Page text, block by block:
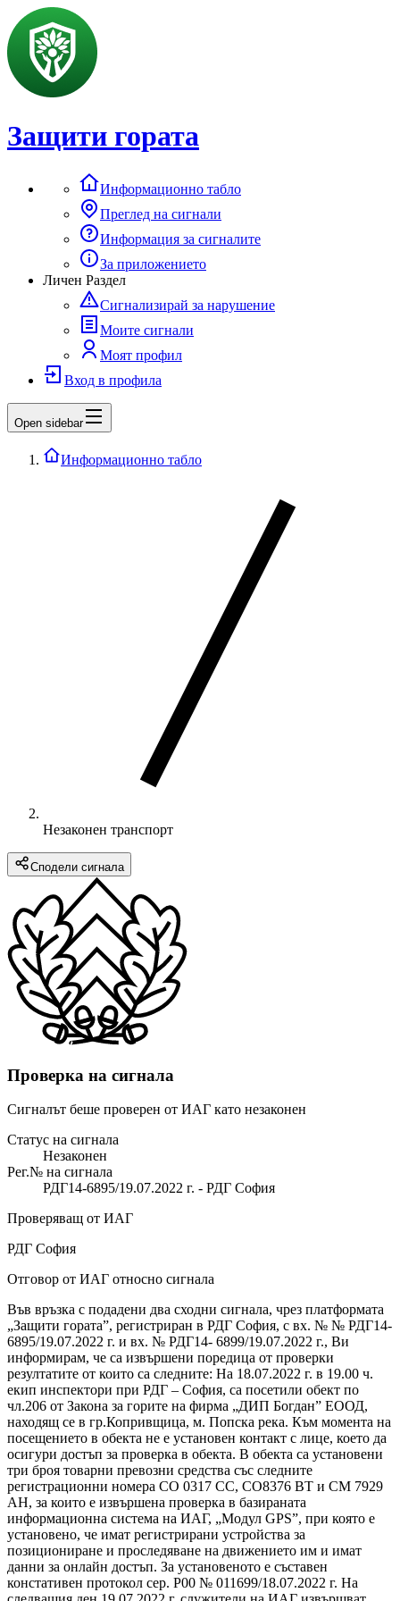
Защити гората
Информационно табло
Преглед на сигнали
Информация за сигналите
За приложението
Личен Раздел
Сигнализирай за нарушение
Моите сигнали
Моят профил
Вход в профила
Open sidebar
Информационно табло
Незаконен транспорт
Сподели сигнала
Проверка на сигнала
Сигналът беше проверен от ИАГ като незаконен
Статус на сигнала
Незаконен
Рег.№ на сигнала
РДГ14-6895/19.07.2022 г. - РДГ София
Проверяващ от ИАГ
РДГ София
Отговор от ИАГ относно сигнала
Във връзка с подадени два сходни сигнала, чрез платформата
„Защити гората”, регистриран в РДГ София, с вх. № № РДГ14-
6895/19.07.2022 г. и вх. № РДГ14- 6899/19.07.2022 г., Ви
информирам, че са извършени поредица от проверки
резултатите от които са следните: На 18.07.2022 г. в 19.00 ч.
екип инспектори при РДГ – София, са посетили обект по
чл.206 от Закона за горите на фирма „ДИП Богдан” ЕООД,
находящ се в гр.Копривщица, м. Попска река. Към момента на
посещението в обекта не е установен контакт с лице, което да
осигури достъп за проверка в обекта. В обекта са установени
три броя товарни превозни средства със следните
регистрационни номера СО 0317 СС, СО8376 ВТ и СМ 7929
АН, за които е извършена проверка в базираната
информационна система на ИАГ, „Модул GPS”, при която е
установено, че имат регистрирани устройства за
позициониране и проследяване на движението им и имат
данни за онлайн достъп. За установеното е съставен
констативен протокол сер. Р00 № 011699/18.07.2022 г. На